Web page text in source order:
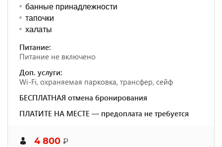
банные принадлежности
тапочки
халаты
Питание:
Питание не включено
Доп. услуги:
Wi-Fi, охраняемая парковка, трансфер, сейф
БЕСПЛАТНАЯ отмена бронирования
ПЛАТИТЕ НА МЕСТЕ — предоплата не требуется
4 800 ₽